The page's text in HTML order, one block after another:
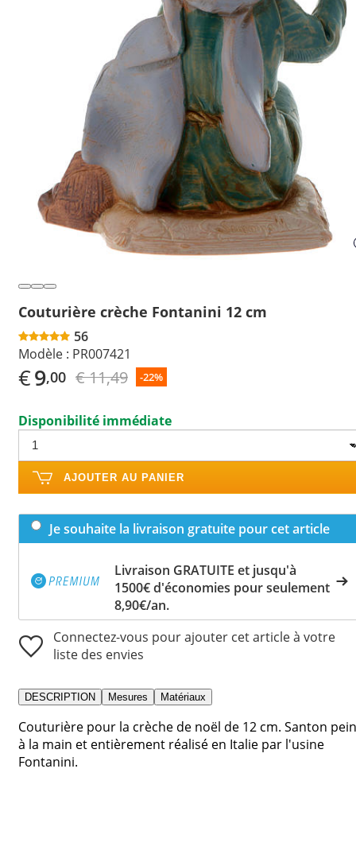
Couturière crèche Fontanini 12 cm
56
Modèle : PR007421
€9,00 € 11,49 -22%
Disponibilité immédiate
AJOUTER AU PANIER
Je souhaite la livraison gratuite pour cet article
Livraison GRATUITE et jusqu'à
1500€ d'économies pour seulement
8,90€/an.
Connectez-vous pour ajouter cet article à votre
liste des envies
DESCRIPTION Mesures Matériaux
Couturière pour la crèche de noël de 12 cm. Santon
à la main et entièrement réalisé en Italie par l'usine
Fontanini.